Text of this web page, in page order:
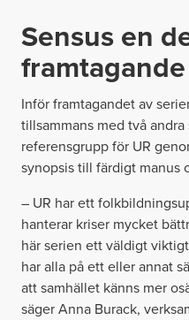
Sensus en
framtagande
Inför framtagandet av
tillsammans med två
referensgrupp för UR
synopsis till färdigt manus
– UR har ett
hanterar kriser mycket
här serien ett väldigt
har alla på ett eller annat
att samhället känns mer
säger Anna Burack,